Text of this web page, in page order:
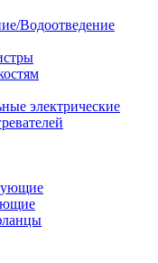
Водоотведение
электрические